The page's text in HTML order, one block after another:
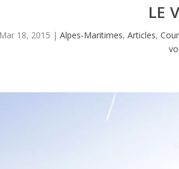
LE
Mar 18, 2015 |Alpes-Maritimes,Articles,